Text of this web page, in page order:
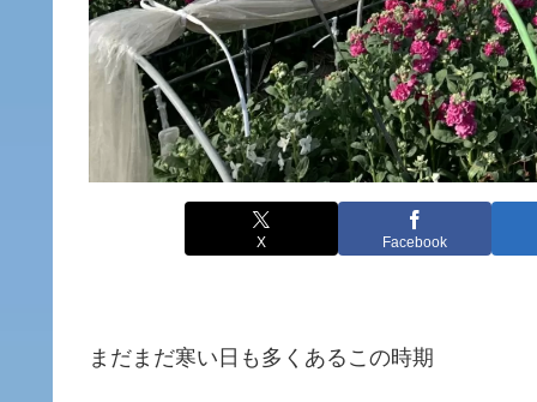
X Facebook
まだまだ寒い日も多くあるこの時期